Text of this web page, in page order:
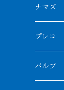
ブルレッド
特殊個体
紅龍
シルバー
ブラック
ノーザン
ナイジェ
ナポレオ
バロ川
ビキール
トゥルカ
オモ川
タンガ
アンソル
チャンナ
大型ス
中型スネ
ナマズ
プレコ
バルブ